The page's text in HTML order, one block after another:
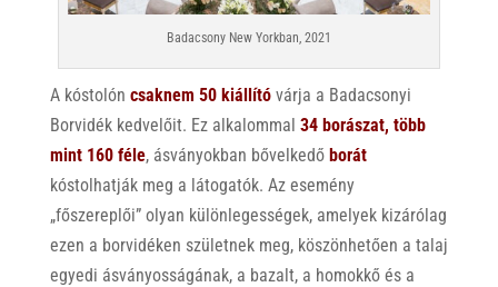
Badacsony New Yorkban, 2021
A kóstolón csaknem 50 kiállító várja a Badacsonyi
Borvidék kedvelőit. Ez alkalommal 34 borászat, több
mint 160 féle, ásványokban bővelkedőborát
kóstolhatják meg a látogatók. Az esemény
„főszereplői” olyan különlegességek, amelyek kizárólag
ezen a borvidéken születnek meg, köszönhetően a talaj
egyedi ásványosságának, a bazalt, a homokkő és a